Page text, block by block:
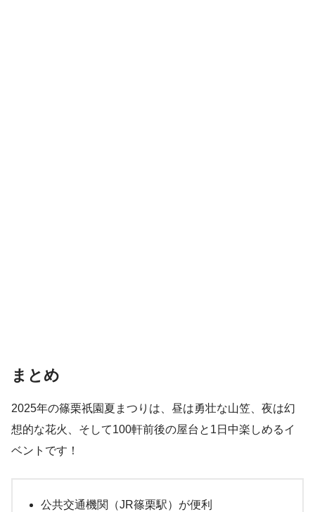
まとめ
2025年の篠栗祇園夏まつりは、昼は勇壮な山笠、夜は幻
想的な花火、そして100軒前後の屋台と1日中楽しめるイ
ベントです！
公共交通機関（JR篠栗駅）が便利